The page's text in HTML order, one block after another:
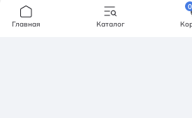
О компании
Продукция
Главная Каталог
0